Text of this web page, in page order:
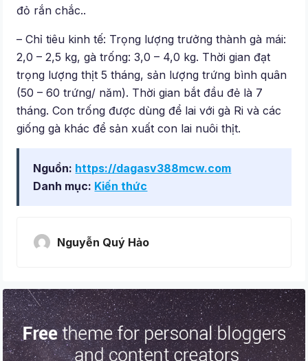
đỏ rắn chắc..
– Chỉ tiêu kinh tế: Trọng lượng trưởng thành gà mái:
2,0 – 2,5 kg, gà trống: 3,0 – 4,0 kg. Thời gian đạt
trọng lượng thịt 5 tháng, sản lượng trứng bình quân
(50 – 60 trứng/ năm). Thời gian bắt đầu đẻ là 7
tháng. Con trống được dùng để lai với gà Ri và các
giống gà khác để sản xuất con lai nuôi thịt.
Nguồn: https://dagasv388mcw.com
Danh mục: Kiến thức
Nguyễn Quý Hảo